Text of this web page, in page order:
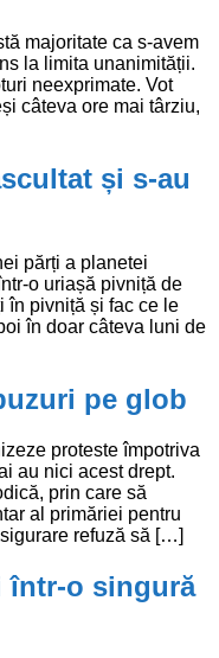
majoritate ca s-avem
la limita unanimității.
neexprimate. Vot
câteva ore mai târziu,
și s-au
părți a planetei
o uriașă pivniță de
în pivniță și fac ce le
în doar câteva luni de
pe glob
proteste împotriva
au nici acest drept.
prin care să
al primăriei pentru
refuză să […]
într-o singură